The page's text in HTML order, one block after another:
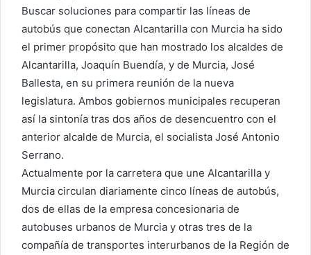
Buscar soluciones para compartir las líneas de
autobús que conectan Alcantarilla con Murcia ha sido
el primer propósito que han mostrado los alcaldes de
Alcantarilla, Joaquín Buendía, y de Murcia, José
Ballesta, en su primera reunión de la nueva
legislatura. Ambos gobiernos municipales recuperan
así la sintonía tras dos años de desencuentro con el
anterior alcalde de Murcia, el socialista José Antonio
Serrano.
Actualmente por la carretera que une Alcantarilla y
Murcia circulan diariamente cinco líneas de autobús,
dos de ellas de la empresa concesionaria de
autobuses urbanos de Murcia y otras tres de la
compañía de transportes interurbanos de la Región de